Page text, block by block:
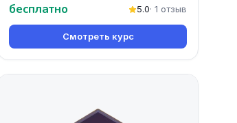
по литературе'. Вы получи
бесплатно 5.0· 1 отзыв
Смотреть курс